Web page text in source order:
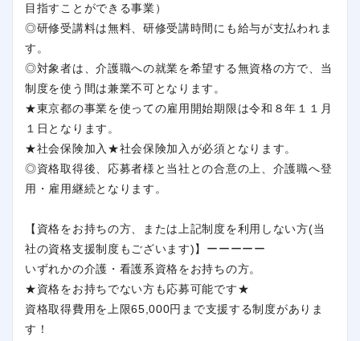
目指すことができる事業）
◎研修受講料は無料、研修受講時間にも給与が支払われま
す。
◎対象者は、介護職への就業を希望する無資格の方で、当
制度を使う間は兼業不可となります。
★東京都の事業を使っての雇用開始期限は令和８年１１月
１日となります。
★社会保険加入★社会保険加入が必須となります。
◎資格取得後、応募者様と当社との合意の上、介護職へ登
用・雇用継続となります。
【資格をお持ちの方、または上記制度を利用しない方(当
社の資格支援制度もございます)】ーーーーー
いずれかの介護・看護系資格をお持ちの方。
★資格をお持ちでない方も応募可能です★
資格取得費用を上限65,000円まで支援する制度がありま
す！